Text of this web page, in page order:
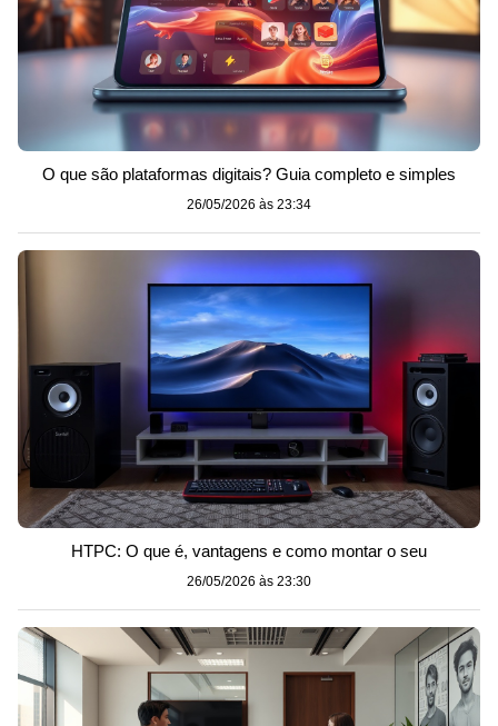
O que são plataformas digitais? Guia completo e simples
26/05/2026 às 23:34
HTPC: O que é, vantagens e como montar o seu
26/05/2026 às 23:30